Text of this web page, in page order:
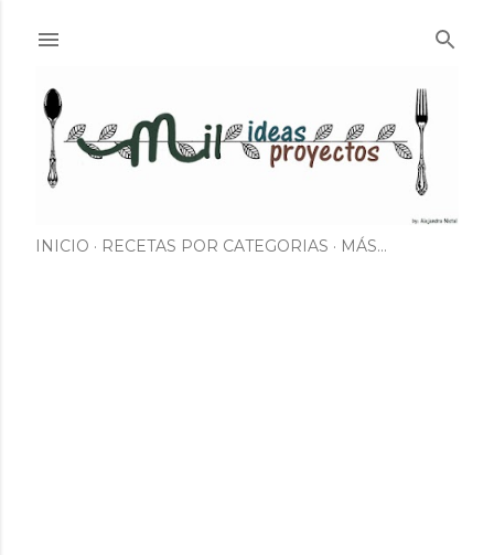
INICIO RECETAS POR CATEGORIAS MÁS…